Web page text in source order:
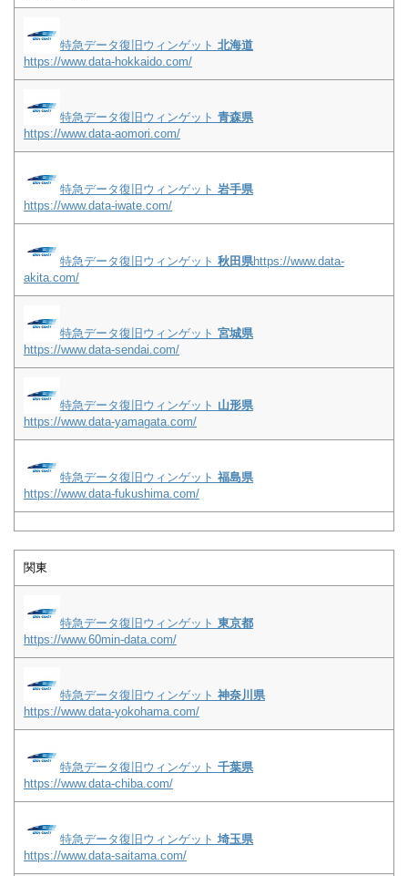
特急データ復旧ウィンゲット 北海道
https://www.data-hokkaido.com/
特急データ復旧ウィンゲット 青森県
https://www.data-aomori.com/
特急データ復旧ウィンゲット 岩手県
https://www.data-iwate.com/
特急データ復旧ウィンゲット 秋田県https://www.data-
akita.com/
特急データ復旧ウィンゲット 宮城県
https://www.data-sendai.com/
特急データ復旧ウィンゲット 山形県
https://www.data-yamagata.com/
特急データ復旧ウィンゲット 福島県
https://www.data-fukushima.com/
関東
特急データ復旧ウィンゲット 東京都
https://www.60min-data.com/
特急データ復旧ウィンゲット 神奈川県
https://www.data-yokohama.com/
特急データ復旧ウィンゲット 千葉県
https://www.data-chiba.com/
特急データ復旧ウィンゲット 埼玉県
https://www.data-saitama.com/